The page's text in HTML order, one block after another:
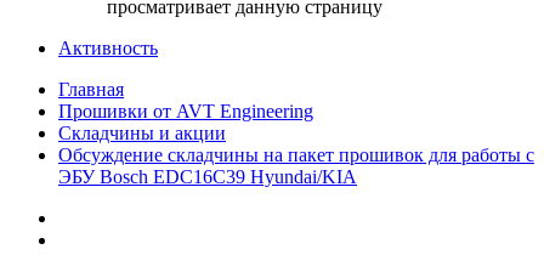
просматривает данную страницу
Активность
Главная
Прошивки от AVT Engineering
Складчины и акции
Обсуждение складчины на пакет прошивок для работы с
ЭБУ Bosch EDC16C39 Hyundai/KIA